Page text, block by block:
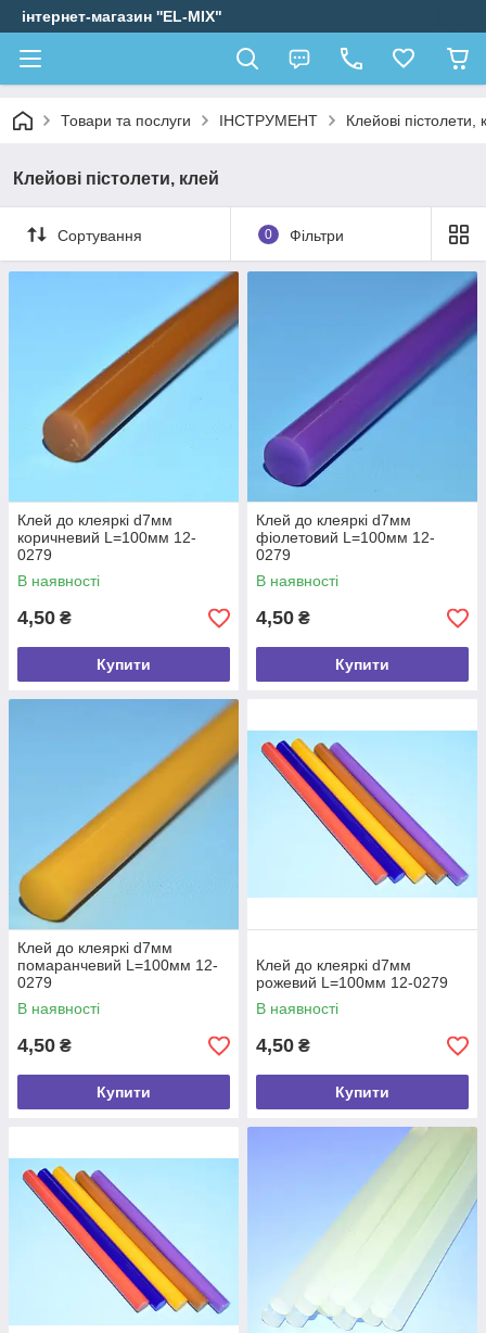
інтернет-магазин ''EL-MIX"
Товари та послуги ІНСТРУМЕНТ Клейові пістолети,
Клейові пістолети, клей
Сортування 0 Фільтри
Клей до клеяркі d7мм
коричневий L=100мм 12-
0279
В наявності
4,50 ₴
Купити
Клей до клеяркі d7мм
фіолетовий L=100мм 12-
0279
В наявності
4,50 ₴
Купити
Клей до клеяркі d7мм
помаранчевий L=100мм 12-
0279
В наявності
4,50 ₴
Купити
Клей до клеяркі d7мм
рожевий L=100мм 12-0279
В наявності
4,50 ₴
Купити